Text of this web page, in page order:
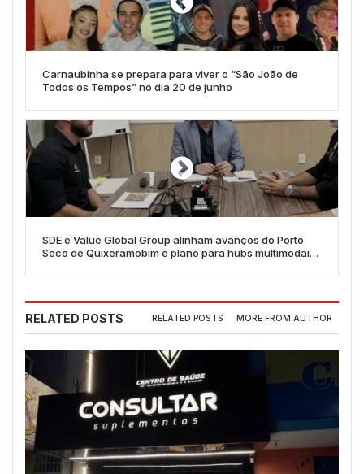
Carnaubinha se prepara para viver o “São João de
Todos os Tempos” no dia 20 de junho
SDE e Value Global Group alinham avanços do Porto
Seco de Quixeramobim e plano para hubs multimodais
RELATED POSTS RELATED POSTS MORE FROM AUTHOR